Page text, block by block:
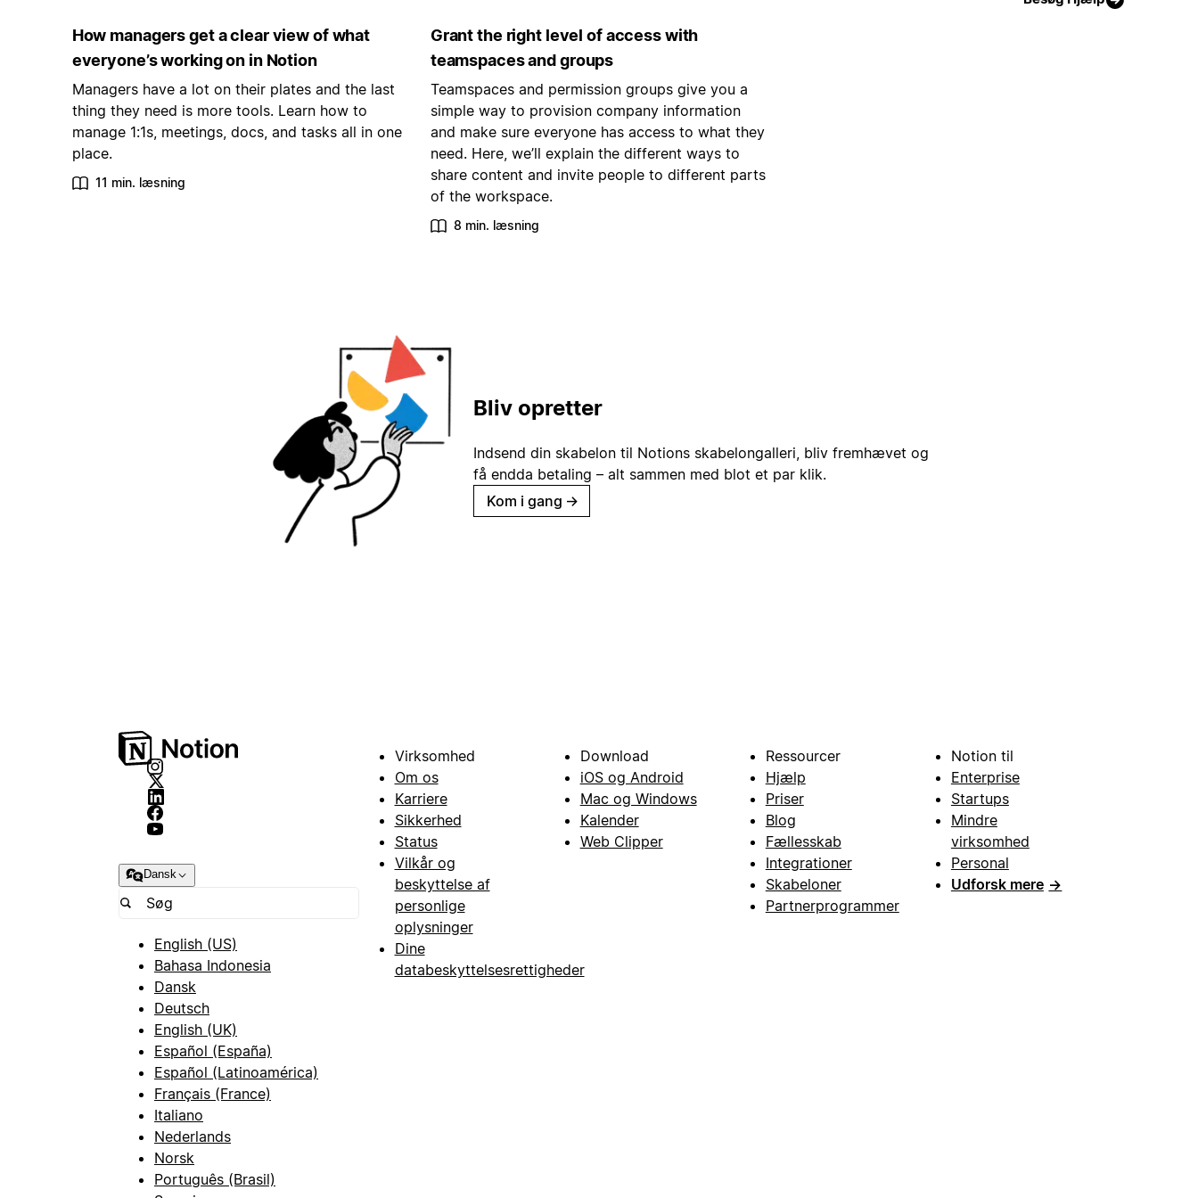
How managers get a clear view of what
everyone’s working on in Notion
Managers have a lot on their plates and the last
thing they need is more tools. Learn how to
manage 1:1s, meetings, docs, and tasks all in one
place.
11 min. læsning
Grant the right level of access with
teamspaces and groups
Teamspaces and permission groups give you a
simple way to provision company information
and make sure everyone has access to what they
need. Here, we’ll explain the different ways to
share content and invite people to different parts
of the workspace.
8 min. læsning
Bliv opretter
Indsend din skabelon til Notions skabelongalleri, bliv fremhævet og
få endda betaling – alt sammen med blot et par klik.
Kom i gang →
Dansk
English (US)
Bahasa Indonesia
Dansk
Deutsch
English (UK)
Español (España)
Español (Latinoamérica)
Français (France)
Italiano
Nederlands
Norsk
Português (Brasil)
Virksomhed
Om os
Karriere
Sikkerhed
Status
Vilkår og
beskyttelse af
personlige
oplysninger
Dine
databeskyttelsesrettigheder
Download
iOS og Android
Mac og Windows
Kalender
Web Clipper
Ressourcer
Hjælp
Priser
Blog
Fællesskab
Integrationer
Skabeloner
Partnerprogrammer
Notion til
Enterprise
Startups
Mindre
virksomhed
Personal
Udforsk mere →